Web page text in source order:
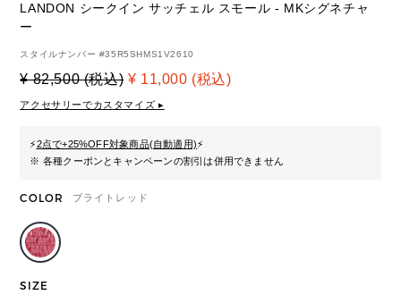
LANDON シークイン サッチェル スモール - MKシグネチャ
ー
スタイルナンバー #35R5SHMS1V2610
¥ 82,500 (税込) ¥ 11,000 (税込)
アクセサリーでカスタマイズ ▸
⚡2点で+25%OFF対象商品(自動適用)⚡
※ 各種クーポンとキャンペーンの割引は併用できません
COLOR ブライトレッド
SIZE